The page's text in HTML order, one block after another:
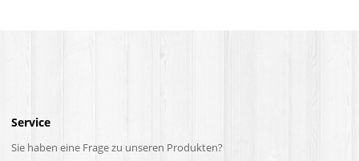
Service
Sie haben eine Frage zu unseren Produkten?